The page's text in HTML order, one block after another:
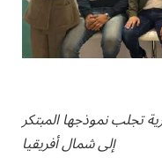
تجلب نموذجها المبتكر
إلى شمال أفريقيا